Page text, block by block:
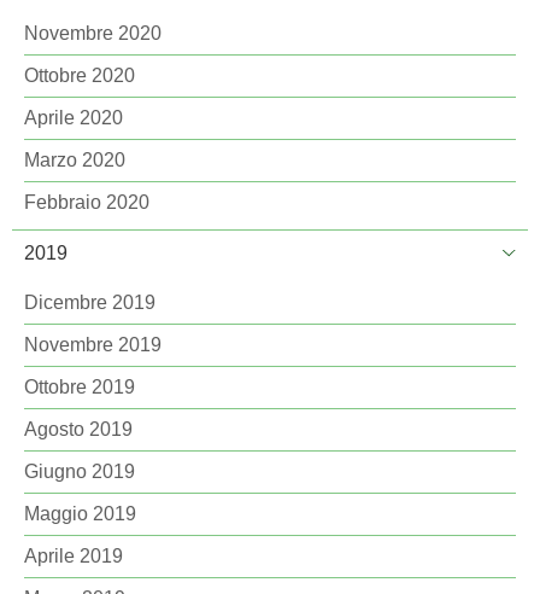
Novembre 2020
Ottobre 2020
Aprile 2020
Marzo 2020
Febbraio 2020
2019
Dicembre 2019
Novembre 2019
Ottobre 2019
Agosto 2019
Giugno 2019
Maggio 2019
Aprile 2019